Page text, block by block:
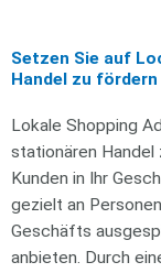
Setzen Sie auf
Handel zu fördern
Lokale Shopping
stationären Handel
Kunden in Ihr
gezielt an
Geschäfts
anbieten. Durch